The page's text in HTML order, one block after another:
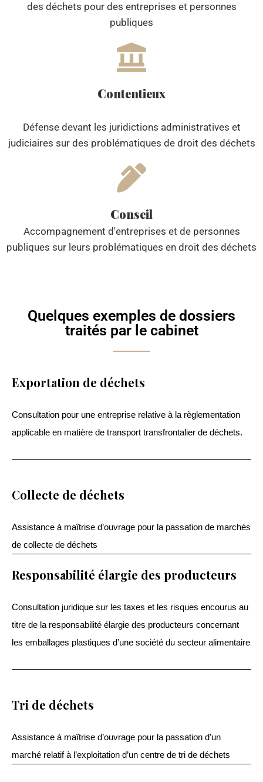
des déchets pour des entreprises et personnes
publiques
Contentieux
Défense devant les juridictions administratives et
judiciaires sur des problématiques de droit des déchets
Conseil
Accompagnement d'entreprises et de personnes
publiques sur leurs problématiques en droit des déchets
Quelques exemples de dossiers
traités par le cabinet
Exportation de déchets
Consultation pour une entreprise relative à la règlementation
applicable en matière de transport transfrontalier de déchets.
Collecte de déchets
Assistance à maîtrise d’ouvrage pour la passation de marchés
de collecte de déchets
Responsabilité élargie des producteurs
Consultation juridique sur les taxes et les risques encourus au
titre de la responsabilité élargie des producteurs concernant
les emballages plastiques d’une société du secteur alimentaire
Tri de déchets
Assistance à maîtrise d’ouvrage pour la passation d’un
marché relatif à l’exploitation d’un centre de tri de déchets